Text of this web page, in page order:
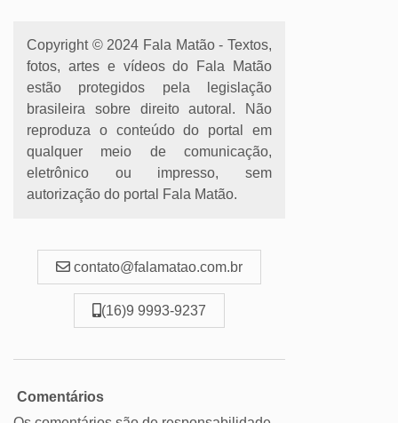
Copyright © 2024 Fala Matão - Textos,
fotos, artes e vídeos do Fala Matão
estão protegidos pela legislação
brasileira sobre direito autoral. Não
reproduza o conteúdo do portal em
qualquer meio de comunicação,
eletrônico ou impresso, sem
autorização do portal Fala Matão.
contato@falamatao.com.br
(16)9 9993-9237
Comentários